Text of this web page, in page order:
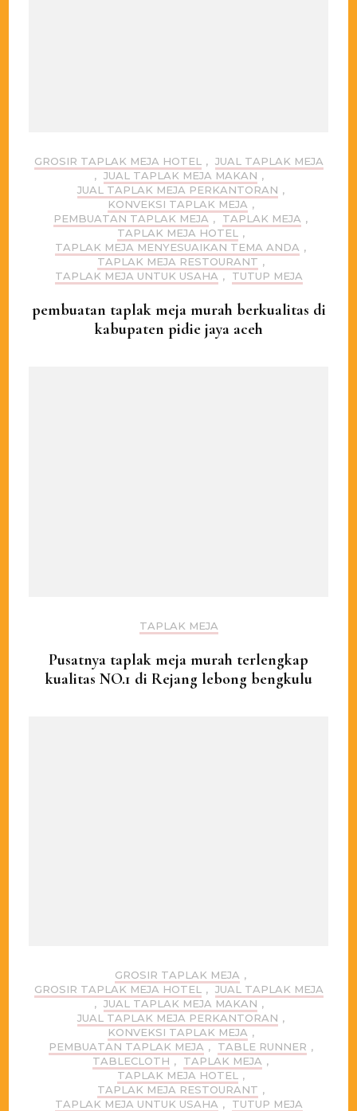
GROSIR TAPLAK MEJA HOTEL , JUAL TAPLAK MEJA
, JUAL TAPLAK MEJA MAKAN ,
JUAL TAPLAK MEJA PERKANTORAN ,
KONVEKSI TAPLAK MEJA ,
PEMBUATAN TAPLAK MEJA , TAPLAK MEJA ,
TAPLAK MEJA HOTEL
,
TAPLAK MEJA MENYESUAIKAN TEMA ANDA ,
TAPLAK MEJA RESTOURANT ,
TAPLAK MEJA UNTUK USAHA , TUTUP MEJA
pembuatan taplak meja murah berkualitas di
kabupaten pidie jaya aceh
TAPLAK MEJA
Pusatnya taplak meja murah terlengkap
kualitas NO.1 di Rejang lebong bengkulu
GROSIR TAPLAK MEJA ,
GROSIR TAPLAK MEJA HOTEL
, JUAL TAPLAK MEJA
, JUAL TAPLAK MEJA MAKAN ,
JUAL TAPLAK MEJA PERKANTORAN ,
KONVEKSI TAPLAK MEJA ,
PEMBUATAN TAPLAK MEJA , TABLE RUNNER ,
TABLECLOTH , TAPLAK MEJA ,
TAPLAK MEJA HOTEL
,
TAPLAK MEJA RESTOURANT ,
TAPLAK MEJA UNTUK USAHA , TUTUP MEJA